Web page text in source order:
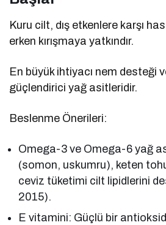
Kuru cilt, dış etkenlere karşı
erken kırışmaya yatkındır.
En büyük ihtiyacı nem desteği
güçlendirici yağ asitleridir.
Beslenme Önerileri:
Omega-3 ve Omega-6 yağ
(somon, uskumru), keten
ceviz tüketimi cilt lipidlerini
2015).
E vitamini: Güçlü bir